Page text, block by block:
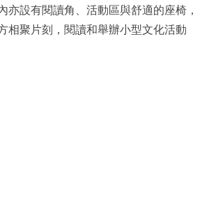
亦設有閱讀角、活動區與舒適的座椅，
相聚片刻，閱讀和舉辦小型文化活動